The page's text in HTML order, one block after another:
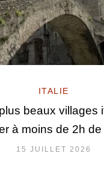
ITALIE
beaux villages
à moins de 2h de
15 JUILLET 2026